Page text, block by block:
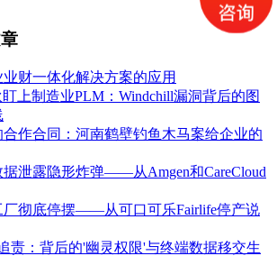
业财一体化解决方案的应用
上制造业PLM：Windchill漏洞背后的图
作合同：河南鹤壁钓鱼木马案给企业的
泄露隐形炸弹——从Amgen和CareCloud
厂彻底停摆——从可口可乐Fairlife停产说
责：背后的'幽灵权限'与终端数据移交生